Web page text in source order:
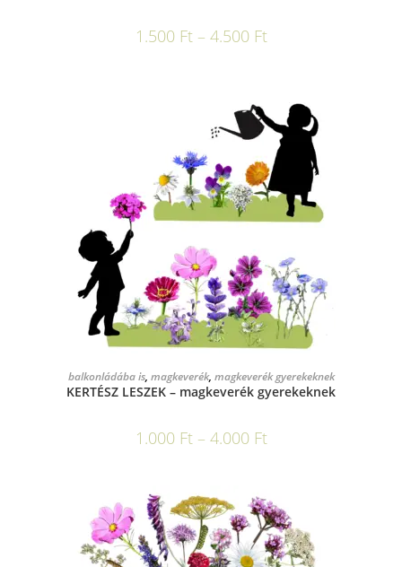
1.500 Ft – 4.500 Ft
OPCIÓK VÁLASZTÁSA
balkonládába is, magkeverék, magkeverék gyerekeknek
KERTÉSZ LESZEK – magkeverék gyerekeknek
1.000 Ft – 4.000 Ft